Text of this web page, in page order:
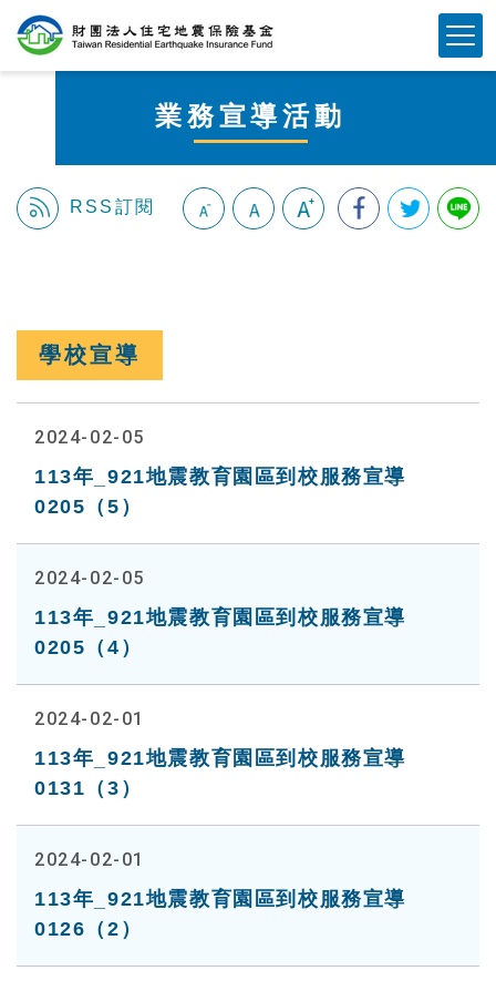
業務宣導活動
RSS訂閱
學校宣導
2024-02-05
113年_921地震教育園區到校服務宣導
0205（5）
2024-02-05
113年_921地震教育園區到校服務宣導
0205（4）
2024-02-01
113年_921地震教育園區到校服務宣導
0131（3）
2024-02-01
113年_921地震教育園區到校服務宣導
0126（2）